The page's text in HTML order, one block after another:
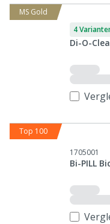
MS Gold
4
Di-O-
Top 100
1705001
Bi-PILL